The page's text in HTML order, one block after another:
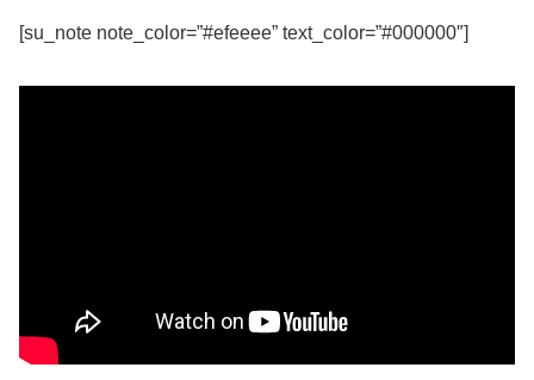
[su_note note_color=”#efeeee” text_color=”#000000″]